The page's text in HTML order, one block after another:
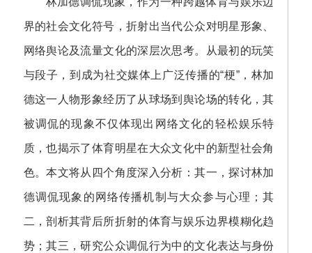
界的社会文化符号，折射出当代公众对明星形象、
网络舆论及流量文化的深层次思考。从最初的玩笑
与段子，到成为社交媒体上广泛传播的“梗”，林加
德这一人物形象经历了从球场到舆论场的转化，其
被调侃的现象不仅体现出网络文化的轻松娱乐特
质，也揭示了体育明星在大众文化中的新型社会角
色。本文将从四个角度深入分析：其一，探讨林加
德调侃现象的网络传播机制与大众参与心理；其
二，剖析其背后所折射的体育与娱乐边界模糊化趋
势；其三，研究公众调侃行为中的文化表达与身份